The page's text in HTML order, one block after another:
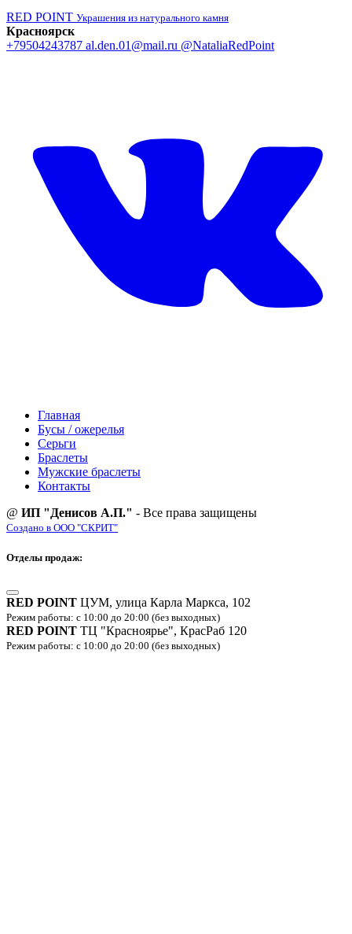
RED POINT Украшения из натурального камня
Красноярск
+79504243787 al.den.01@mail.ru @NataliaRedPoint
Главная
Бусы / ожерелья
Серьги
Браслеты
Мужские браслеты
Контакты
@ ИП "Денисов А.П." - Все права защищены
Создано в ООО "СКРИТ"
Отделы продаж:
RED POINT ЦУМ, улица Карла Маркса, 102
Режим работы: с 10:00 до 20:00 (без выходных)
RED POINT ТЦ "Красноярье", КрасРаб 120
Режим работы: с 10:00 до 20:00 (без выходных)